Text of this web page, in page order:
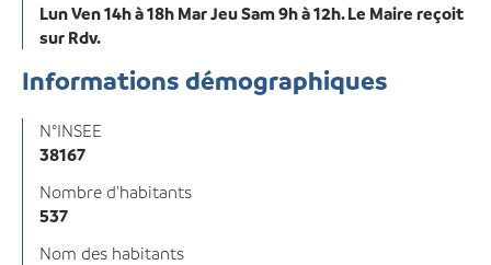
Lun Ven 14h à 18h Mar Jeu Sam 9h à 12h. Le Maire reçoit
sur Rdv.
Informations démographiques
N°INSEE
38167
Nombre d'habitants
537
Nom des habitants